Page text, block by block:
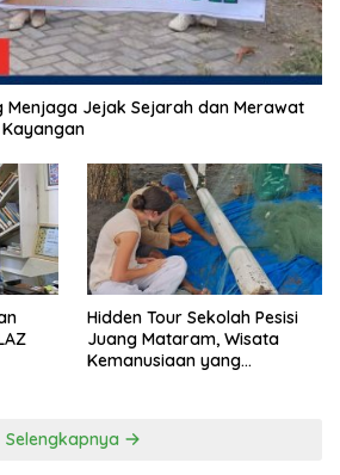
Menjaga Jejak Sejarah dan Merawat
Hidden Tour Sekolah Pesisi
Juang Mataram, Wisata
Kemanusiaan yang
Selengkapnya